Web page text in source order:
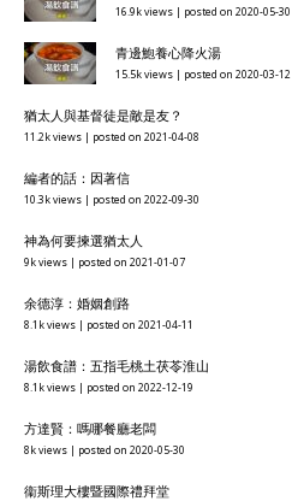
16.9k views | posted on 2020-05-30
青邊鮑養心降火湯
15.5k views | posted on 2020-03-12
猶太人與基督徒是敵是友？
11.2k views | posted on 2021-04-08
編者的話：因著信
10.3k views | posted on 2022-09-30
神為何要揀選猶太人
9k views | posted on 2021-01-07
余德淳：婚姻創路
8.1k views | posted on 2021-04-11
湯飲食譜：五指毛桃土茯苓淮山
8.1k views | posted on 2022-12-19
方達賢：嗎哪餐廳老闆
8k views | posted on 2020-05-30
衞斯理大樓暨國際禮拜堂